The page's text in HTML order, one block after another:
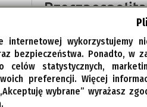
internetowej wykorzystujemy
bezpieczeństwa. Ponadto, w
celów statystycznych,
preferencji. Więcej
wybrane” wyrażasz